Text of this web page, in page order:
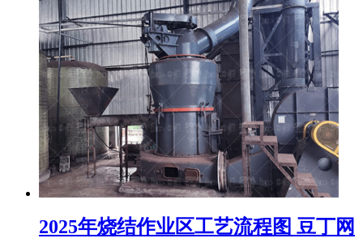
2025年烧结作业区工艺流程图 豆丁网